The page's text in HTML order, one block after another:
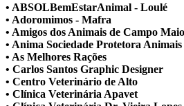
• ABSOLBemEstarAnimal - Loulé
• Adoromimos - Mafra
• Amigos dos Animais de Campo
• Anima Sociedade Protetora
• As Melhores Rações
• Carlos Santos Graphic Designer
• Centro Veterinário de Alto
• Clínica Veterinária Apavet